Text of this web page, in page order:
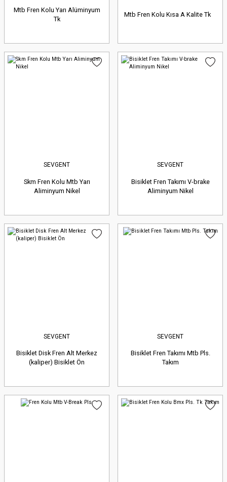
Mtb Fren Kolu Yarı Alüminyum
Tk
Mtb Fren Kolu Kısa A Kalite Tk
SEVGENT
Skm Fren Kolu Mtb Yarı
Aliminyum Nikel
SEVGENT
Bisiklet Fren Takımı V-brake
Aliminyum Nikel
SEVGENT
Bisiklet Disk Fren Alt Merkez
(kaliper) Bisiklet Ön
SEVGENT
Bisiklet Fren Takımı Mtb Pls.
Takım